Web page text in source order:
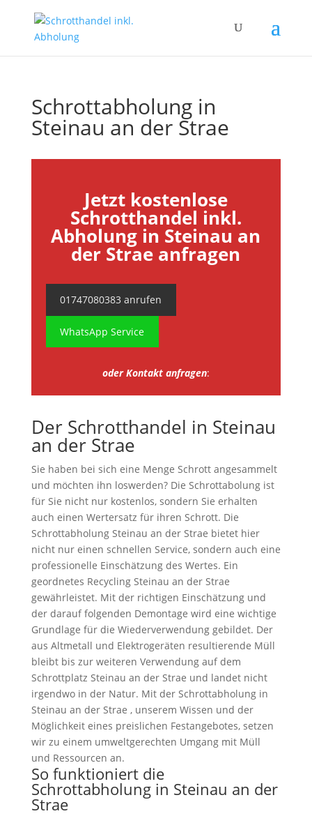
Schrottabholung in
Steinau an der Strae
Jetzt kostenlose
Schrotthandel inkl.
Abholung in Steinau an
der Strae anfragen
01747080383 anrufen
WhatsApp Service
oder Kontakt anfragen:
Der Schrotthandel in Steinau
an der Strae
Sie haben bei sich eine Menge Schrott angesammelt
und möchten ihn loswerden? Die Schrottabolung ist
für Sie nicht nur kostenlos, sondern Sie erhalten
auch einen Wertersatz für ihren Schrott. Die
Schrottabholung Steinau an der Strae bietet hier
nicht nur einen schnellen Service, sondern auch eine
professionelle Einschätzung des Wertes. Ein
geordnetes Recycling Steinau an der Strae
gewährleistet. Mit der richtigen Einschätzung und
der darauf folgenden Demontage wird eine wichtige
Grundlage für die Wiederverwendung gebildet. Der
aus Altmetall und Elektrogeräten resultierende Müll
bleibt bis zur weiteren Verwendung auf dem
Schrottplatz Steinau an der Strae und landet nicht
irgendwo in der Natur. Mit der Schrottabholung in
Steinau an der Strae , unserem Wissen und der
Möglichkeit eines preislichen Festangebotes, setzen
wir zu einem umweltgerechten Umgang mit Müll
und Ressourcen an.
So funktioniert die
Schrottabholung in Steinau an der
Strae